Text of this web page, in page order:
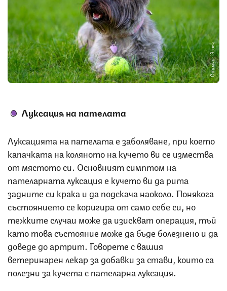
Снимка: iStock
Луксация на пателата
Луксацията на пателата е заболяване, при което
капачката на коляното на кучето ви се измества
от мястото си. Основният симптом на
пателарната луксация е кучето ви да рита
задните си крака и да подскача наоколо. Понякога
състоянието се коригира от само себе си, но
тежките случаи може да изискват операция, тъй
като това състояние може да бъде болезнено и да
доведе до артрит. Говорете с вашия
ветеринарен лекар за добавки за стави, които са
полезни за кучета с пателарна луксация.